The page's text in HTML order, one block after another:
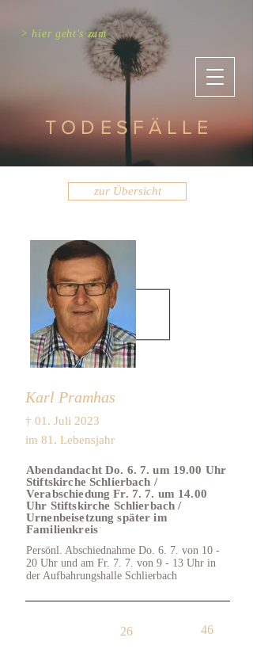
> hier geht's zum
TODESFÄLLE
zur Übersicht
im 81. Lebensjahr
† 01. Juli 2023
Karl Pramhas
Persönl. Abschiednahme Do. 6. 7. von 10 -
20 Uhr und am Fr. 7. 7. von 9 - 13 Uhr in
der Aufbahrungshalle Schlierbach
Abendandacht Do. 6. 7. um 19.00 Uhr
Stiftskirche Schlierbach /
Verabschiedung Fr. 7. 7. um 14.00
Uhr Stiftskirche Schlierbach /
Urnenbeisetzung später im
Familienkreis
46
26